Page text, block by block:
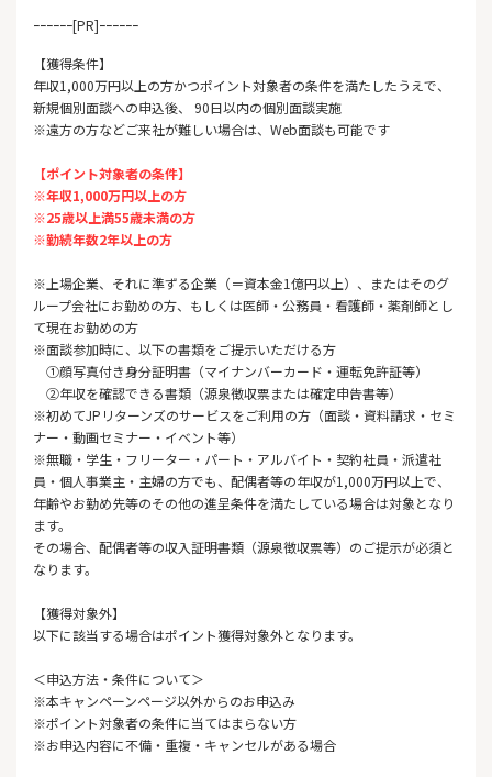
ｰｰｰｰｰｰ[PR]ｰｰｰｰｰｰ
【獲得条件】
年収1,000万円以上の方かつポイント対象者の条件を満たしたうえで、
新規個別面談への申込後、 90日以内の個別面談実施
※遠方の方などご来社が難しい場合は、Web面談も可能です
【ポイント対象者の条件】
※年収1,000万円以上の方
※25歳以上満55歳未満の方
※勤続年数2年以上の方
※上場企業、それに準ずる企業（＝資本金1億円以上）、またはそのグ
ループ会社にお勤めの方、もしくは医師・公務員・看護師・薬剤師とし
て現在お勤めの方
※面談参加時に、以下の書類をご提示いただける方
①顔写真付き身分証明書（マイナンバーカード・運転免許証等）
②年収を確認できる書類（源泉徴収票または確定申告書等）
※初めてJPリターンズのサービスをご利用の方（面談・資料請求・セミ
ナー・動画セミナー・イベント等）
※無職・学生・フリーター・パート・アルバイト・契約社員・派遣社
員・個人事業主・主婦の方でも、配偶者等の年収が1,000万円以上で、
年齢やお勤め先等のその他の進呈条件を満たしている場合は対象となり
ます。
その場合、配偶者等の収入証明書類（源泉徴収票等）のご提示が必須と
なります。
【獲得対象外】
以下に該当する場合はポイント獲得対象外となります。
＜申込方法・条件について＞
※本キャンペーンページ以外からのお申込み
※ポイント対象者の条件に当てはまらない方
※お申込内容に不備・重複・キャンセルがある場合